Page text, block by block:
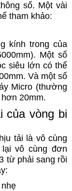
số. Một vài
tham khảo:
kính trong của
Một số
siêu lớn có thể
Và một số
Micro (thường
20mm.
của vòng bi
tải là vô cùng
vô cùng đơn
từ phải sang rồi